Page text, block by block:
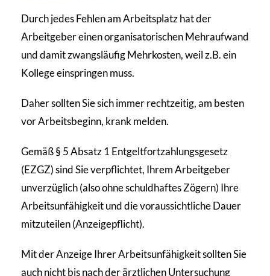
Durch jedes Fehlen am Arbeitsplatz hat der
Arbeitgeber einen organisatorischen Mehraufwand
und damit zwangsläufig Mehrkosten, weil z.B. ein
Kollege einspringen muss.
Daher sollten Sie sich immer rechtzeitig, am besten
vor Arbeitsbeginn, krank melden.
Gemäß § 5 Absatz 1 Entgeltfortzahlungsgesetz
(EZGZ) sind Sie verpflichtet, Ihrem Arbeitgeber
unverzüglich (also ohne schuldhaftes Zögern) Ihre
Arbeitsunfähigkeit und die voraussichtliche Dauer
mitzuteilen (Anzeigepflicht).
Mit der Anzeige Ihrer Arbeitsunfähigkeit sollten Sie
auch nicht bis nach der ärztlichen Untersuchung